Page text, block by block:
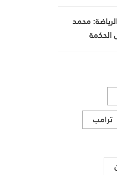
محمد
الحكمة
ترامب